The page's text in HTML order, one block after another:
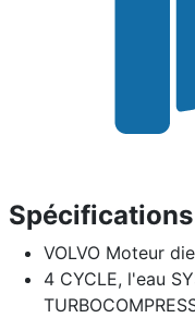
VOLVO Moteur
4 CYCLE, l'eau